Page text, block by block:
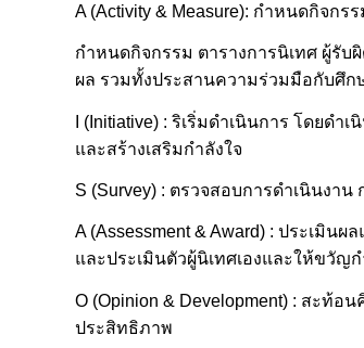
A (Activity & Measure): กำหนดกิจก
กำหนดกิจกรรม ตารางการนิเทศ ผู้รั
ผล รวมทั้งประสานความร่วมมือกับศึก
I (Initiative) : ริเริ่มดำเนินการ โดยด
และสร้างเสริมกำลังใจ
S (Survey) : ตรวจสอบการดำเนินงา
A (Assessment & Award) : ประเมิน
และประเมินตัวผู้นิเทศเองและให้ขวัญก
O (Opinion & Development) : สะท้
ประสิทธิภาพ